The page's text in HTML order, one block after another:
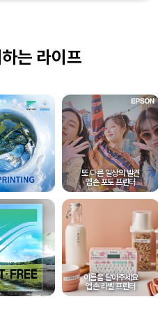
는 라이프
또 다른 일상의 발견
엡손 포토 프린터
이름을 달아주세요
엡손 라벨 프린터